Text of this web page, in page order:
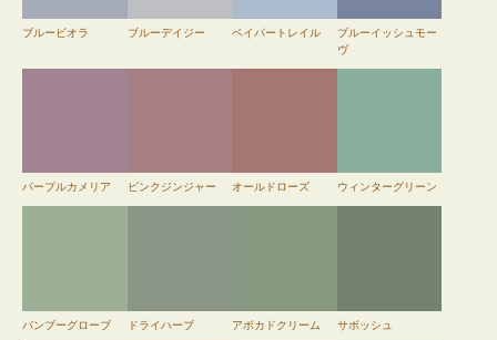
ブルービオラ ブルーデイジー ベイパートレイル
ブルーイッシュモー
ヴ
パープルカメリア ピンクジンジャー オールドローズ ウィンターグリーン
バンブーグローブ ドライハーブ アボカドクリーム サボッシュ